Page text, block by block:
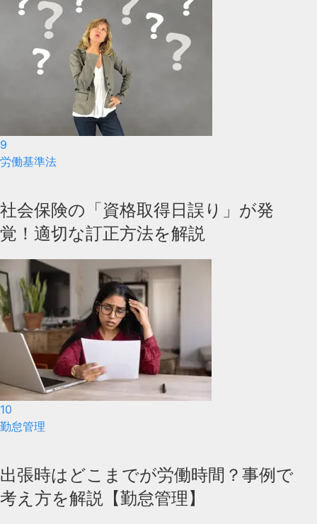
9
労働基準法
社会保険の「資格取得日誤り」が発
覚！適切な訂正方法を解説
10
勤怠管理
出張時はどこまでが労働時間？事例で
考え方を解説【勤怠管理】